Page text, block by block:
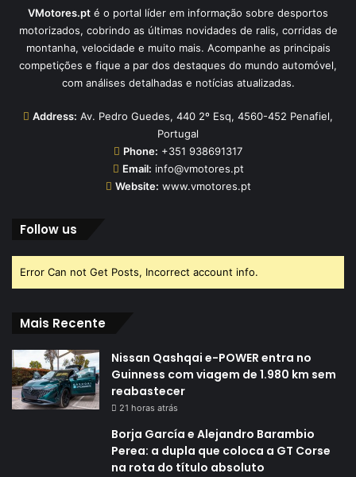
VMotores.pt é o portal líder em informação sobre desportos
motorizados, cobrindo as últimas novidades de ralis, corridas de
montanha, velocidade e muito mais. Acompanhe as principais
competições e fique a par dos destaques do mundo automóvel,
com análises detalhadas e notícias atualizadas.
Address: Av. Pedro Guedes, 440 2º Esq, 4560-452 Penafiel,
Portugal
Phone: +351 938691317
Email: info@vmotores.pt
Website: www.vmotores.pt
Follow us
Error Can not Get Posts, Incorrect account info.
Mais Recente
Nissan Qashqai e-POWER entra no
Guinness com viagem de 1.980 km sem
reabastecer
21 horas atrás
Borja García e Alejandro Barambio
Perea: a dupla que coloca a GT Corse
na rota do título absoluto